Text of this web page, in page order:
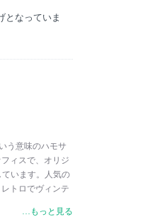
となっていま
う意味のハモサ
ィスで、オリジ
います。人気の
トロでヴィンテ
…もっと見る